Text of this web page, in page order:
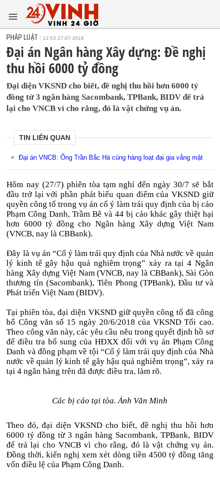
PHÁP LUẬT 13:53 27-07-2018
Đại án Ngân hàng Xây dựng: Đề nghị
thu hồi 6000 tỷ đồng
Đại diện VKSND cho biết, đề nghị thu hồi hơn 6000 tỷ
đồng từ 3 ngân hàng Sacombank, TPBank, BIDV để trả
lại cho VNCB vì cho rằng, đó là vật chứng vụ án.
TIN LIÊN QUAN
Đại án VNCB: Ông Trần Bắc Hà cùng hàng loạt đại gia vắng mặt
Hôm nay (27/7) phiên tòa tạm nghỉ đến ngày 30/7 sẽ bắt
đầu trở lại với phần phát biểu quan điểm của VKSND giữ
quyền công tố trong vụ án cố ý làm trái quy định của bị cáo
Phạm Công Danh, Trầm Bê và 44 bị cáo khác gây thiệt hại
hơn 6000 tỷ đồng cho Ngân hàng Xây dựng Việt Nam
(VNCB, nay là CBBank).
Đây là vụ án “Cố ý làm trái quy định của Nhà nước về quản
lý kinh tế gây hậu quả nghiêm trọng” xảy ra tại 4 Ngân
hàng Xây dựng Việt Nam (VNCB, nay là CBBank), Sài Gòn
thương tín (Sacombank), Tiên Phong (TPBank), Đầu tư và
Phát triển Việt Nam (BIDV).
Tại phiên tòa, đại diện VKSND giữ quyền công tố đã công
bố Công văn số 15 ngày 20/6/2018 của VKSND Tối cao.
Theo công văn này, các yêu cầu nêu trong quyết định hồ sơ
để điều tra bổ sung của HĐXX đối với vụ án Phạm Công
Danh và đồng phạm về tội “Cố ý làm trái quy định của Nhà
nước về quản lý kinh tế gây hậu quả nghiêm trọng”, xảy ra
tại 4 ngân hàng trên đã được điều tra, làm rõ.
Các bị cáo tại tòa. Ảnh Văn Minh
Theo đó, đại diện VKSND cho biết, đề nghị thu hồi hơn
6000 tỷ đồng từ 3 ngân hàng Sacombank, TPBank, BIDV
để trả lại cho VNCB vì cho rằng, đó là vật chứng vụ án.
Đồng thời, kiến nghị xem xét dòng tiền 4500 tỷ đồng tăng
vốn điều lệ của Phạm Công Danh.